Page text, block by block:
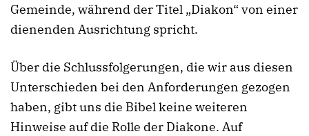
Gemeinde, während der Titel „Diakon“ von einer
dienenden Ausrichtung spricht.
Über die Schlussfolgerungen, die wir aus diesen
Unterschieden bei den Anforderungen gezogen
haben, gibt uns die Bibel keine weiteren
Hinweise auf die Rolle der Diakone. Auf